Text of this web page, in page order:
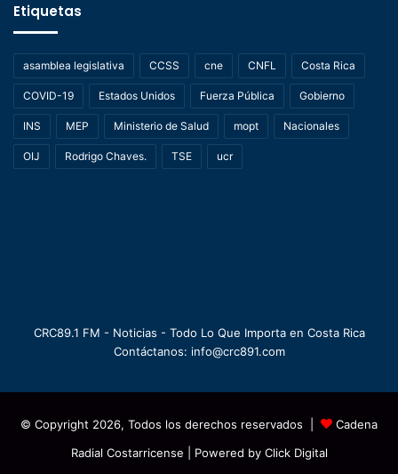
Etiquetas
asamblea legislativa CCSS cne CNFL Costa Rica
COVID-19 Estados Unidos Fuerza Pública Gobierno
INS MEP Ministerio de Salud mopt Nacionales
OIJ Rodrigo Chaves. TSE ucr
CRC89.1 FM - Noticias - Todo Lo Que Importa en Costa Rica
Contáctanos: info@crc891.com
© Copyright 2026, Todos los derechos reservados |
Cadena
Radial Costarricense | Powered by Click Digital